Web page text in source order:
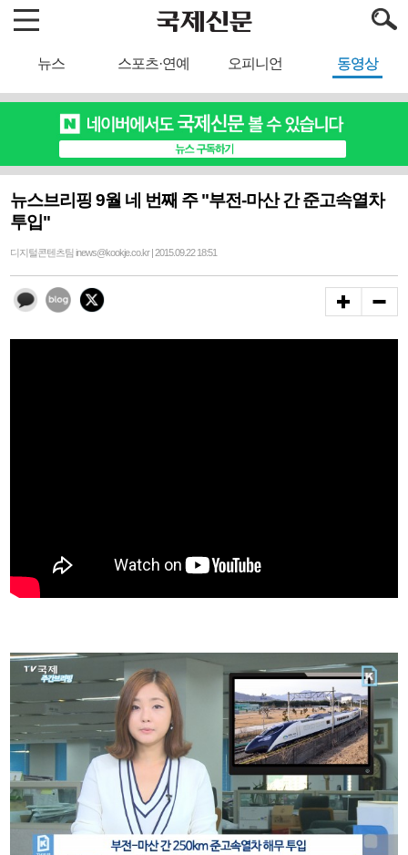
뉴스 스포츠·연예 오피니언 동영상
뉴스브리핑 9월 네 번째 주 "부전-마산 간 준고속열차
투입"
디지털콘텐츠팀 inews@kookje.co.kr | 2015.09.22 18:51